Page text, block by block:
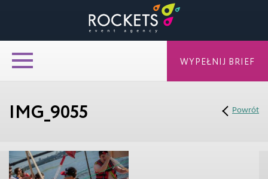
IMG_9055 Powrót
WYPEŁNIJ BRIEF